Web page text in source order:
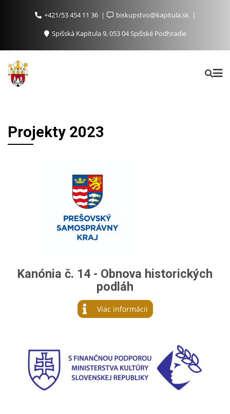
+421/53 454 11 36
biskupstvo@kapitula.sk
Spišská Kapitula 9, 053 04 Spišské Podhradie
Projekty 2023
Kanónia č. 14 - Obnova historických
podláh
Viac informácii